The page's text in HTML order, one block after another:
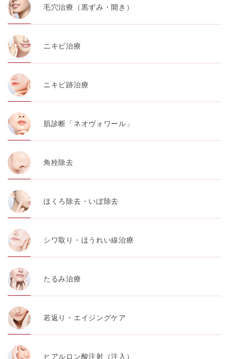
毛穴治療（黒ずみ・開き）
ニキビ治療
ニキビ跡治療
肌診断「ネオヴォワール」
角栓除去
ほくろ除去・いぼ除去
シワ取り・ほうれい線治療
たるみ治療
若返り・エイジングケア
ヒアルロン酸注射（注入）